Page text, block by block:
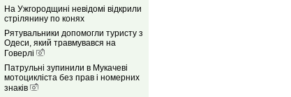
На Ужгородщині невідомі відкрили
стрілянину по конях
Рятувальники допомогли туристу з
Одеси, який травмувався на
Говерлі
Патрульні зупинили в Мукачеві
мотоцикліста без прав і номерних
знаків